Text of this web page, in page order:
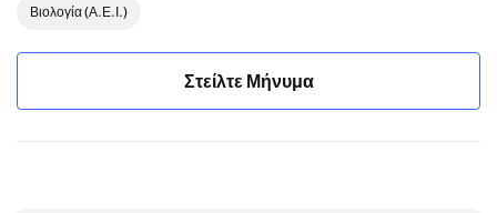
Βιολογία (Α.Ε.Ι.)
Στείλτε Μήνυμα